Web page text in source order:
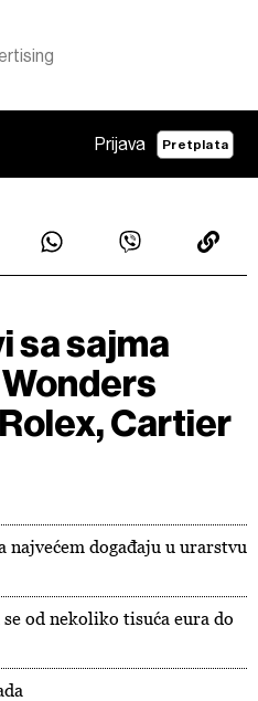
Prijava Pretplata
sa sajma
Cartier
najvećem događaju u urarstvu
od nekoliko tisuća eura do